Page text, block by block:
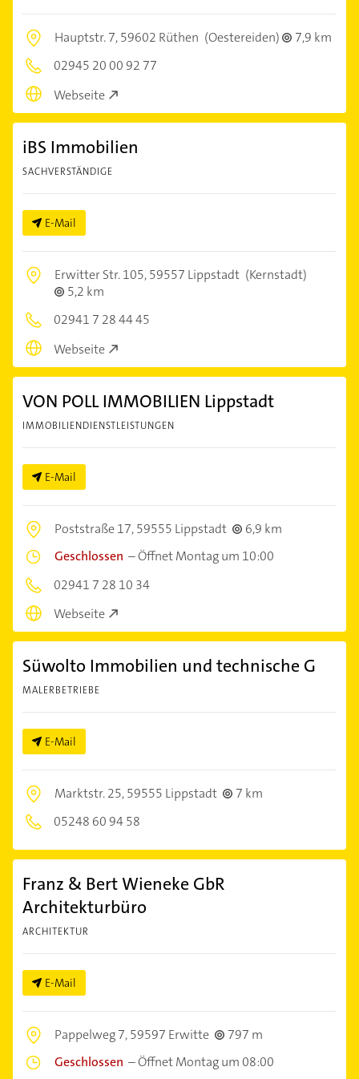
Hauptstr. 7,59602 Rüthen (Oestereiden)
7,9 km
02945 20 00 92 77
Webseite
iBS Immobilien
SACHVERSTÄNDIGE
E-Mail
Erwitter Str. 105,59557 Lippstadt (Kernstadt)
5,2 km
02941 7 28 44 45
Webseite
VON POLL IMMOBILIEN Lippstadt
IMMOBILIENDIENSTLEISTUNGEN
E-Mail
Poststraße 17,59555 Lippstadt
6,9 km
Geschlossen –Öffnet Montag um 10:00
02941 7 28 10 34
Webseite
Süwolto Immobilien und technische G
MALERBETRIEBE
E-Mail
Marktstr. 25,59555 Lippstadt
7 km
05248 60 94 58
Franz & Bert Wieneke GbR
Architekturbüro
ARCHITEKTUR
E-Mail
Pappelweg 7,59597 Erwitte
797 m
Geschlossen –Öffnet Montag um 08:00